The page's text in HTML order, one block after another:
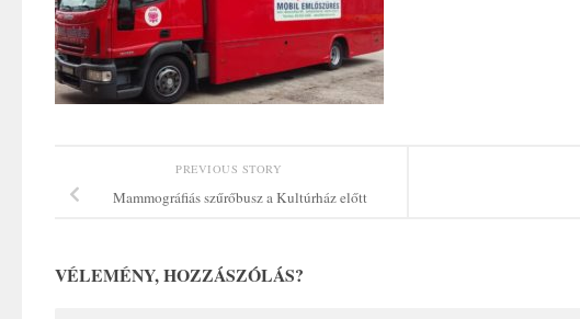
PREVIOUS STORY
Mammográfiás szűrőbusz a Kultúrház előtt
VÉLEMÉNY, HOZZÁSZÓLÁS?